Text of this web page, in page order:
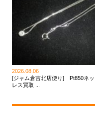
2026.08.06
[ジャム倉吉北店便り] Pt850ネッ
レス買取 ...